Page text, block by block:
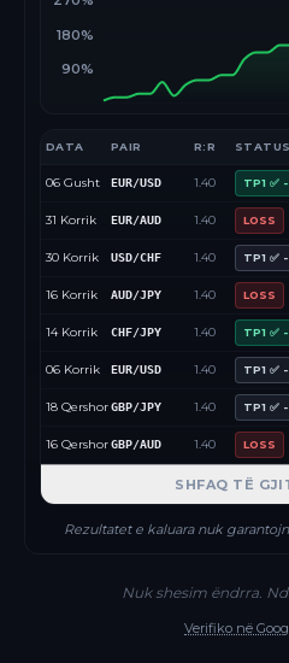
90%
180%
DATA PAIR R:R STATUS
06 Gusht EUR/USD 1.40 TP1 ✅
31 Korrik EUR/AUD 1.40 LOSS
30 Korrik USD/CHF 1.40 TP1 ✅
16 Korrik AUD/JPY 1.40 LOSS
14 Korrik CHF/JPY 1.40 TP1 ✅
06 Korrik EUR/USD 1.40 TP1 ✅
18 QershorGBP/JPY 1.40 TP1 ✅
16 QershorGBP/AUD 1.40 LOSS
SHFAQ TË
Rezultatet e kaluara nuk
Nuk shesim ëndrra.
Verifiko në